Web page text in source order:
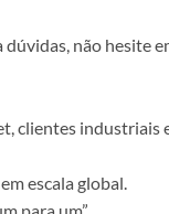
não hesite
clientes industriais
escala global.